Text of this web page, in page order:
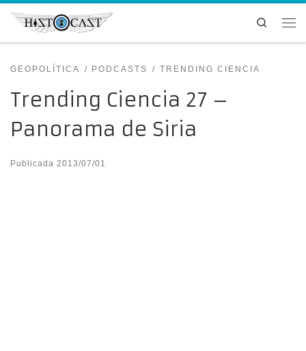
Saltar al contenido
Search
GEOPOLÍTICA PODCASTS TRENDING CIENCIA
Trending Ciencia 27 –
Panorama de Siria
Publicada 2013/07/01